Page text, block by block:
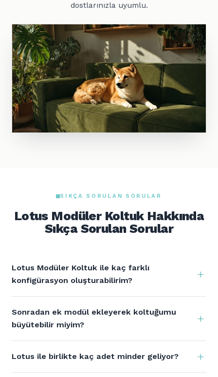
dostlarınızla uyumlu.
SIKÇA SORULAN SORULAR
Lotus Modüler Koltuk Hakkında
Sıkça Sorulan Sorular
Lotus Modüler Koltuk ile kaç farklı
konfigürasyon oluşturabilirim?
Sonradan ek modül ekleyerek koltuğumu
büyütebilir miyim?
Lotus ile birlikte kaç adet minder geliyor?